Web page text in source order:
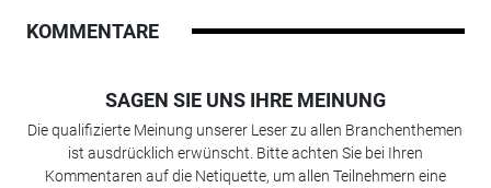
KOMMENTARE
SAGEN SIE UNS IHRE MEINUNG
Die qualifizierte Meinung unserer Leser zu allen Branchenthemen
ist ausdrücklich erwünscht. Bitte achten Sie bei Ihren
Kommentaren auf die Netiquette, um allen Teilnehmern eine